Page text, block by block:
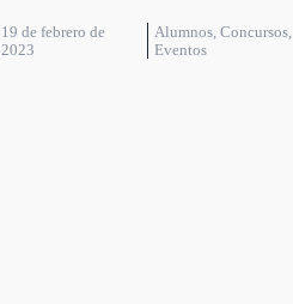
19 de febrero de
2023
Alumnos,Concursos,
Eventos